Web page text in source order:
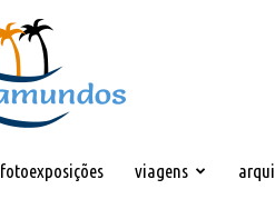
fotoexposições viagens